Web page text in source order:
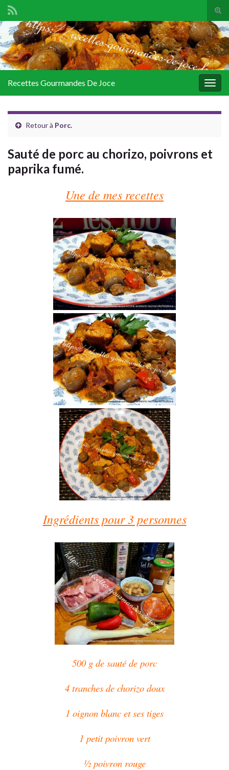
Search for:
Recettes Gourmandes De Joce
Retour à Porc.
Sauté de porc au chorizo, poivrons et
paprika fumé.
Une de mes recettes
Ingrédients pour 3 personnes
500 g de sauté de porc
4 tranches de chorizo doux
1 oignon blanc et ses tiges
1 petit poivron vert
½ poivron rouge